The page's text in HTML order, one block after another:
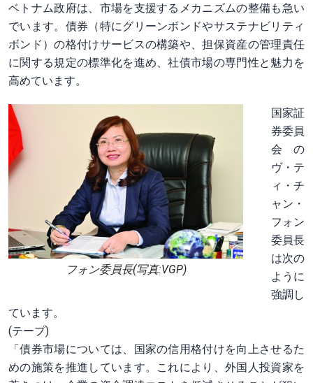
ベトナム政府は、市場を支援するメカニズムの整備も急い
でいます。債券（特にグリーンボンドやサステナビリティ
ボンド）の格付けサービスの構築や、担保資産の管理責任
に関する規定の標準化を進め、社債市場の専門性と魅力を
高めています。
フォン委員長(写真:VGP)
国家証
券委員
会の
ヴ・テ
ィ・チ
ャン・
フォン
委員長
は次の
ように
強調し
ています。
(テープ)
「債券市場については、国家の信用格付けを向上させるた
めの施策を推進しています。これにより、外国人投資家を